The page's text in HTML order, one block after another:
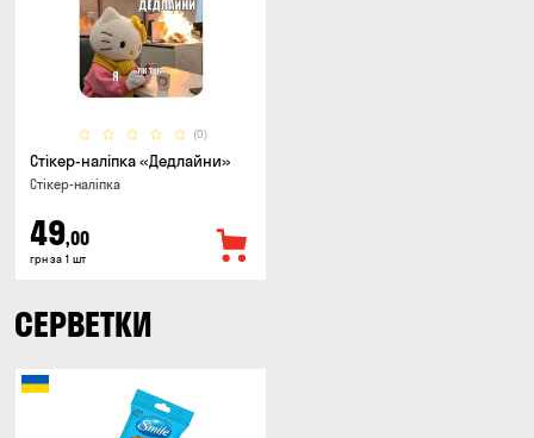
(0)
Стікер-наліпка «Дедлайни»
Стікер-наліпка
49,00
грн за 1 шт
СЕРВЕТКИ